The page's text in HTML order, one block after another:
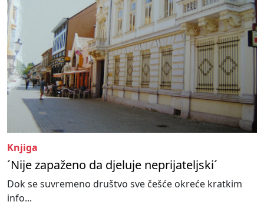
Knjiga
´Nije zapaženo da djeluje neprijateljski´
Dok se suvremeno društvo sve češće okreće kratkim
info...